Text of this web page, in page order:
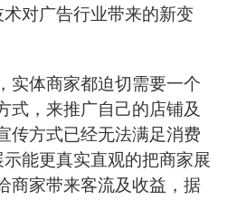
对广告行业带来的新变
实体商家都迫切需要一个
式，来推广自己的店铺及
传方式已经无法满足消费
能更真实直观的把商家展
商家带来客流及收益，据